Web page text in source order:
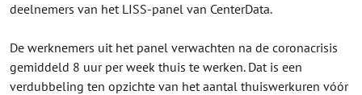
deelnemers van het LISS-panel van CenterData.
De werknemers uit het panel verwachten na de coronacrisis
gemiddeld 8 uur per week thuis te werken. Dat is een
verdubbeling ten opzichte van het aantal thuiswerkuren vóór